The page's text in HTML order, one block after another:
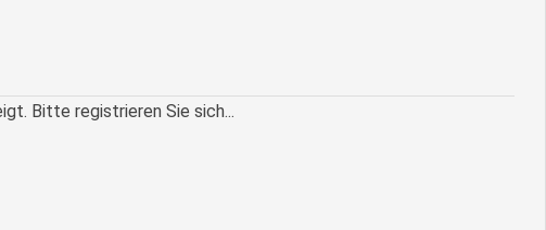
Bitte registrieren Sie sich...